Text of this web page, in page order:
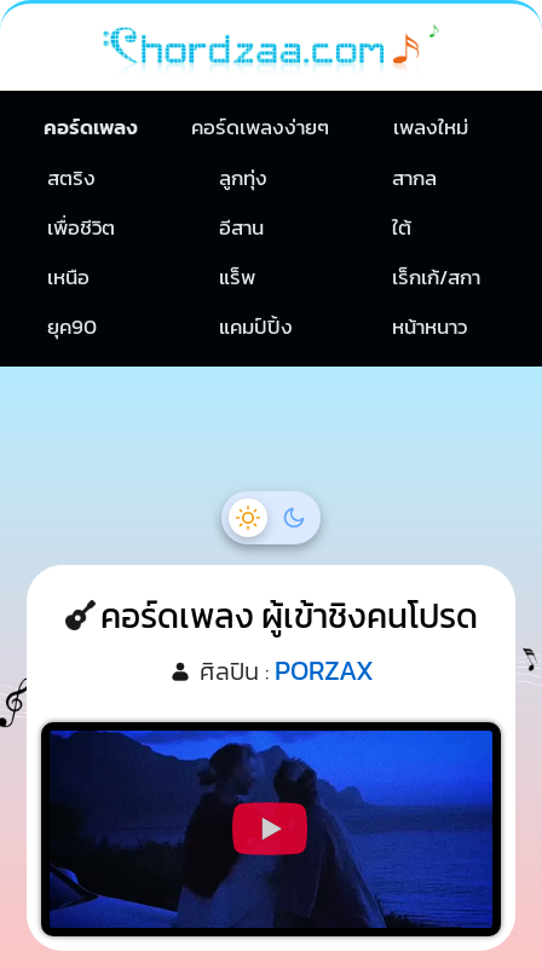
คอร์ดเพลง คอร์ดเพลงง่ายๆ
เพลงใหม่
สตริง
ลูกทุ่ง
สากล
เพื่อชีวิต
อีสาน
ใต้
เหนือ
แร็พ
เร็กเก้/สกา
ยุค90
แคมป์ปิ้ง หน้าหนาว
คอร์ดเพลง ผู้เข้าชิงคนโปรด
ศิลปิน : PORZAX